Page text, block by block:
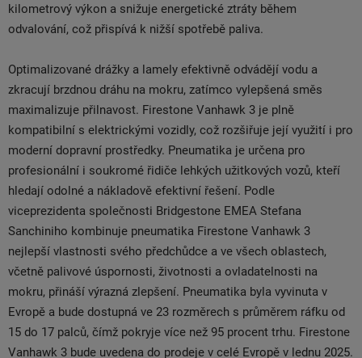
kilometrový výkon a snižuje energetické ztráty během
odvalování, což přispívá k nižší spotřebě paliva.
Optimalizované drážky a lamely efektivně odvádějí vodu a
zkracují brzdnou dráhu na mokru, zatímco vylepšená směs
maximalizuje přilnavost. Firestone Vanhawk 3 je plně
kompatibilní s elektrickými vozidly, což rozšiřuje její využití i pro
moderní dopravní prostředky. Pneumatika je určena pro
profesionální i soukromé řidiče lehkých užitkových vozů, kteří
hledají odolné a nákladově efektivní řešení. Podle
viceprezidenta společnosti Bridgestone EMEA Stefana
Sanchiniho kombinuje pneumatika Firestone Vanhawk 3
nejlepší vlastnosti svého předchůdce a ve všech oblastech,
včetně palivové úspornosti, životnosti a ovladatelnosti na
mokru, přináší výrazná zlepšení. Pneumatika byla vyvinuta v
Evropě a bude dostupná ve 23 rozměrech s průměrem ráfku od
15 do 17 palců, čímž pokryje více než 95 procent trhu. Firestone
Vanhawk 3 bude uvedena do prodeje v celé Evropě v lednu 2025.